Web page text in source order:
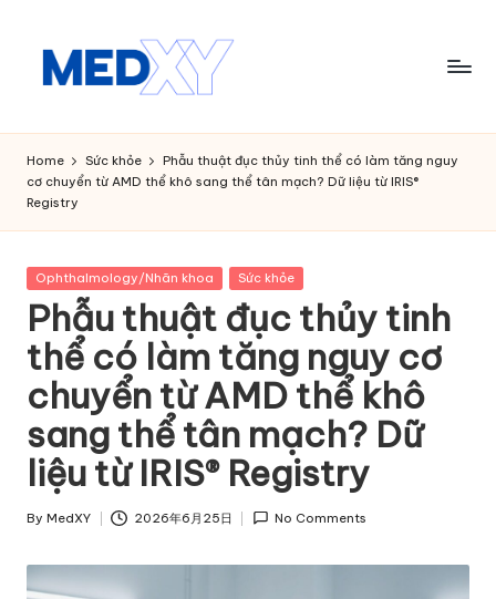
M
e
d
x
y
A
I
Home Sức khỏe
Phẫu thuật đục thủy tinh thể có làm tăng nguy
cơ chuyển từ AMD thể khô sang thể tân mạch? Dữ liệu từ IRIS®
Registry
Posted
Ophthalmology/Nhãn khoa Sức khỏe
Phẫu thuật đục thủy tinh
thể có làm tăng nguy cơ
chuyển từ AMD thể khô
sang thể tân mạch? Dữ
liệu từ IRIS® Registry
Posted
By MedXY 2026年6月25日 No Comments